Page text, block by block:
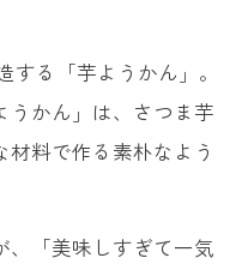
する「芋ようかん」。
うかん」は、さつま芋
料で作る素朴なよう
、「美味しすぎて一気